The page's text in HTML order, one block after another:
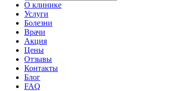
О клинике
Услуги
Болезни
Врачи
Акция
Цены
Отзывы
Контакты
Блог
FAQ